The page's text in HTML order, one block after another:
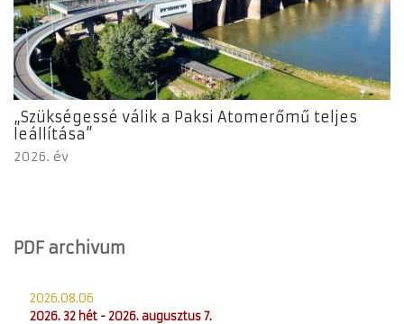
„Szükségessé válik a Paksi Atomerőmű teljes
leállítása”
2026. év
PDF archivum
2026.08.06
2026. 32 hét - 2026. augusztus 7.